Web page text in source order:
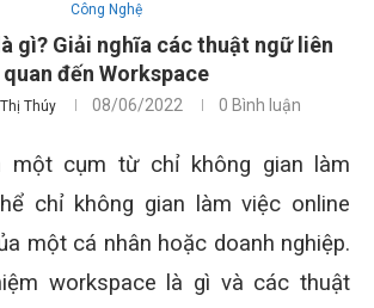
Công Nghệ
gì? Giải nghĩa các thuật ngữ liên
quan đến Workspace
Thúy 08/06/2022 0 Bình luận
một cụm từ chỉ không gian làm
chỉ không gian làm việc online
một cá nhân hoặc doanh nghiệp.
workspace là gì và các thuật